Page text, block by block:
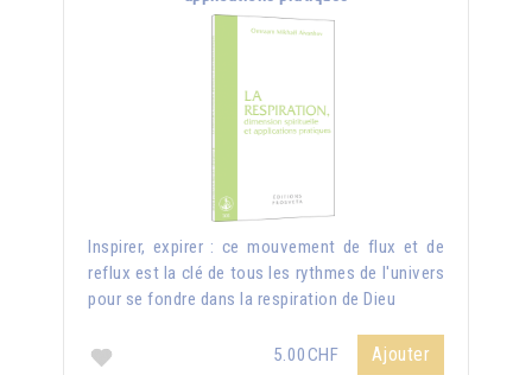
Inspirer, expirer : ce mouvement de flux et de
reflux est la clé de tous les rythmes de l'univers
pour se fondre dans la respiration de Dieu
5.00CHF Ajouter